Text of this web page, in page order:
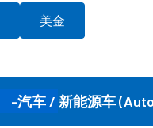
美金
-汽车 / 新能源车